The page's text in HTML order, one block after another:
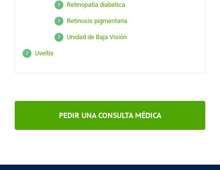
Retinopatía diabética
Retinosis pigmentaria
Unidad de Baja Visión
Uveítis
PEDIR UNA CONSULTA MÉDICA